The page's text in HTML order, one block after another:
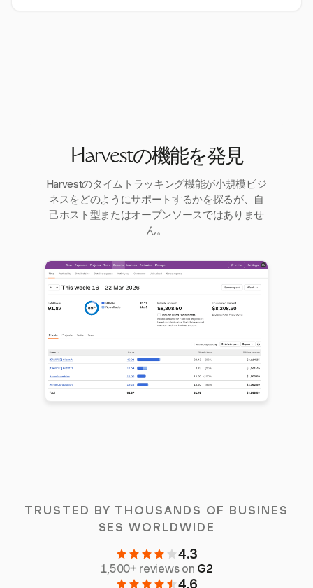
Harvestの機能を発見
Harvestのタイムトラッキング機能が小規模ビジ
ネスをどのようにサポートするかを探るが、自
己ホスト型またはオープンソースではありませ
ん。
TRUSTED BY THOUSANDS OF BUSINES
SES WORLDWIDE
4.3
1,500+ reviews on G2
4.6